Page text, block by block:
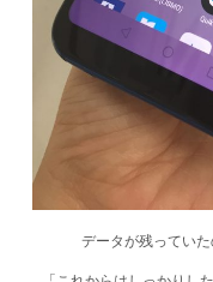
データが残ってい